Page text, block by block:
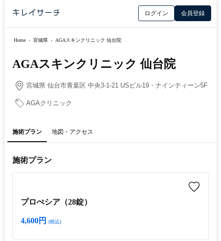
ログイン 会員登録
Home › 宮城県 › AGAスキンクリニック 仙台院
AGAスキンクリニック 仙台院
宮城県 仙台市青葉区 中央3-1-21 USビル19・ナインティーン5F
AGAクリニック
施術プラン 地図・アクセス
施術プラン
プロぺシア（28錠）
4,600円 (税込)